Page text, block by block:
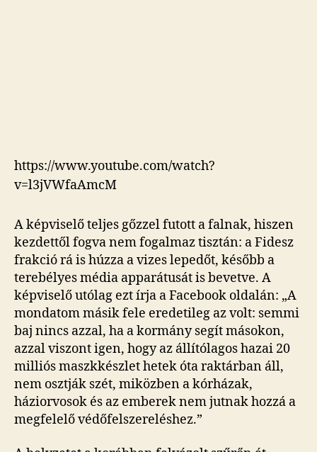
https://www.youtube.com/watch?
v=l3jVWfaAmcM
A képviselő teljes gőzzel futott a falnak, hiszen
kezdettől fogva nem fogalmaz tisztán: a Fidesz
frakció rá is húzza a vizes lepedőt, később a
terebélyes média apparátusát is bevetve. A
képviselő utólag ezt írja a Facebook oldalán: „A
mondatom másik fele eredetileg az volt: semmi
baj nincs azzal, ha a kormány segít másokon,
azzal viszont igen, hogy az állítólagos hazai 20
milliós maszkkészlet hetek óta raktárban áll,
nem osztják szét, miközben a kórházak,
háziorvosok és az emberek nem jutnak hozzá a
megfelelő védőfelszereléshez.”